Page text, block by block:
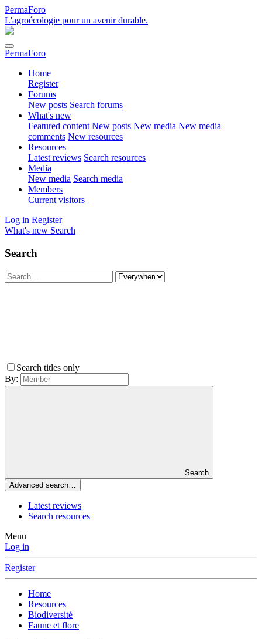
PermaForo
L'agroécologie pour un avenir durable.
PermaForo
Home
Register
Forums
New posts Search forums
What's new
Featured content New posts New media New media
comments New resources
Resources
Latest reviews Search resources
Media
New media Search media
Members
Current visitors
Log in Register
What's new Search
Search
Search titles only
By:
Search
Advanced search…
Latest reviews
Search resources
Menu
Log in
Register
Home
Resources
Biodiversité
Faune et flore